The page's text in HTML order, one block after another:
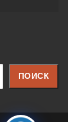
ПОИСК